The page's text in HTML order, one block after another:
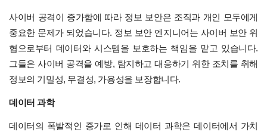
사이버 공격이 증가함에 따라 정보 보안은 조직과 개인 모두에게
중요한 문제가 되었습니다. 정보 보안 엔지니어는 사이버 보안 위
협으로부터 데이터와 시스템을 보호하는 책임을 맡고 있습니다.
그들은 사이버 공격을 예방, 탐지하고 대응하기 위한 조치를 취해
정보의 기밀성, 무결성, 가용성을 보장합니다.
데이터 과학
데이터의 폭발적인 증가로 인해 데이터 과학은 데이터에서 가치